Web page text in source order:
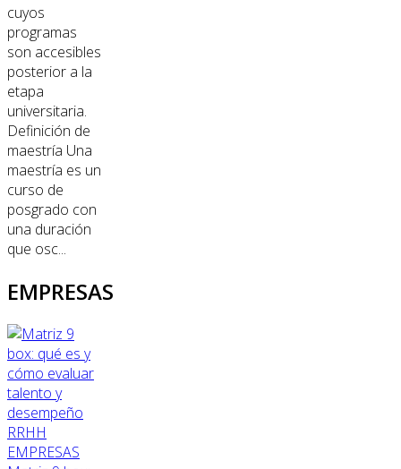
cuyos
programas
son accesibles
posterior a la
etapa
universitaria.
Definición de
maestría Una
maestría es un
curso de
posgrado con
una duración
que osc...
EMPRESAS
RRHH
EMPRESAS